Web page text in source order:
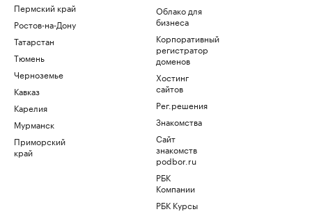
Пермский край
Ростов-на-Дону
Татарстан
Тюмень
Черноземье
Кавказ
Карелия
Мурманск
Приморский
край
Облако для
бизнеса
Корпоративный
регистратор
доменов
Хостинг
сайтов
Рег.решения
Знакомства
Сайт
знакомств
podbor.ru
РБК
Компании
РБК Курсы